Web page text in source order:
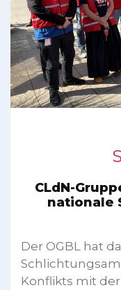
CLdN-
nationale
Der OGBL hat
Konflikts mit